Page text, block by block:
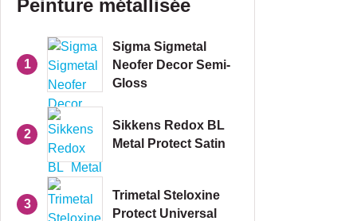
Peinture métallisée
1
Sigma Sigmetal
Neofer Decor Semi-
Gloss
2
Sikkens Redox BL
Metal Protect Satin
3
Trimetal Steloxine
Protect Universal